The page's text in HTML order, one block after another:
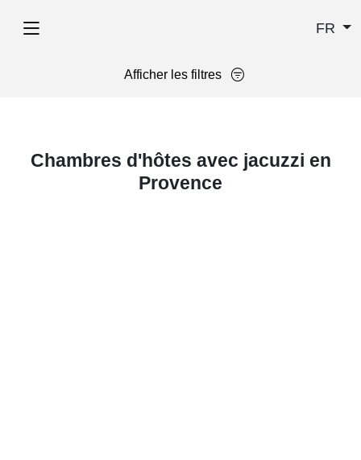
FR
Afficher les filtres
Chambres d'hôtes avec jacuzzi en
Provence